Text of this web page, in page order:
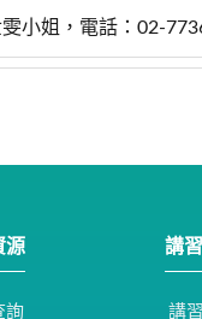
小姐，電話：02-
源
詢
講
講